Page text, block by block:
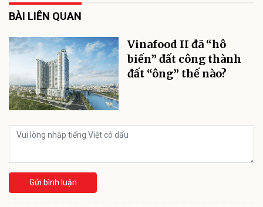
BÀI LIÊN QUAN
Vinafood II đã “hô
biến” đất công thành
đất “ông” thế nào?
Gửi bình luận